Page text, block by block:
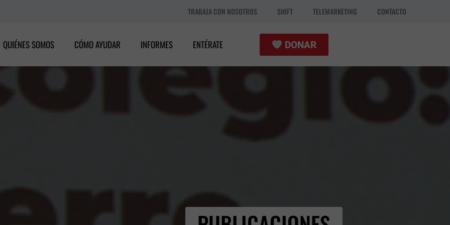
TRABAJA CON NOSOTROS SHIFT TELEMARKETING CONTACTO
QUIÉNES SOMOS CÓMO AYUDAR INFORMES ENTÉRATE DONAR